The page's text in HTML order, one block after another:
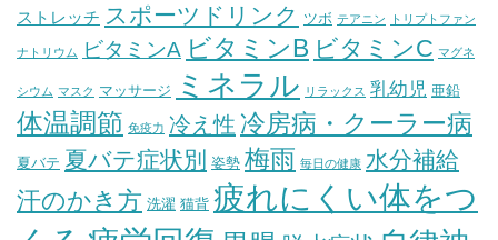
ストレッチ スポーツドリンク ツボ テアニン トリプトファン
ナトリウム ビタミンA ビタミンB ビタミンC マグネ
シウム マスク マッサージ ミネラル リラックス 乳幼児 亜鉛
体温調節 免疫力 冷え性 冷房病・クーラー病
夏バテ 夏バテ症状別 姿勢 梅雨 毎日の健康 水分補給
汗のかき方 洗濯 猫背 疲れにくい体をつ